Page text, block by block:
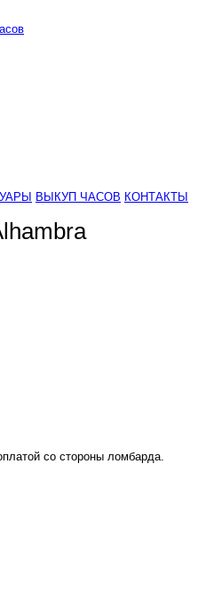
ВЫКУП ЧАСОВ КОНТАКТЫ
со стороны ломбарда.